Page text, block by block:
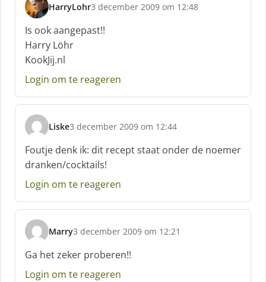
HarryLohr
s
c
h
r
e
e
:
3 december 2009 om 12:48
Is ook aangepast!!
Harry Löhr
KookJij.nl
Login om te reageren
Liske
s
c
h
r
e
f
3 december 2009 om 12:44
Foutje denk ik: dit recept staat onder de noemer
dranken/cocktails!
Login om te reageren
Marry
s
c
h
r
3 december 2009 om 12:21
Ga het zeker proberen!!
Login om te reageren